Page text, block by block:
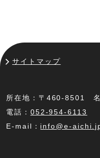
サイトマップ
所在地：〒460-8501 名
電話： 052-954-6113
E-mail： info@e-